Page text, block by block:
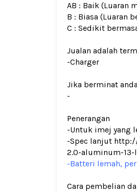
AB : Baik (Luaran
B : Biasa (Luaran
C : Sedikit
Jualan adalah
-Charger
Jika berminat
-
Penerangan
-Untuk imej yang
-Spec lanjut
2.0-aluminum-
-Batteri lemah,
Cara pembelian